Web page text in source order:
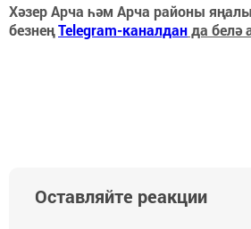
Хәзер Арча һәм Арча районы
безнеңTelegram-каналданда белә
Оставляйте реакции